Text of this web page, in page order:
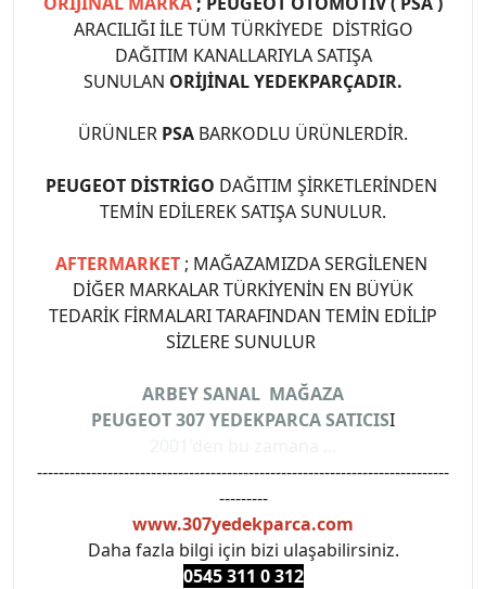
ARACILIĞI İLE TÜM TÜRKİYEDE DİSTRİGO
DAĞITIM KANALLARIYLA SATIŞA
SUNULAN ORİJİNAL YEDEKPARÇADIR.
ÜRÜNLER PSA BARKODLU ÜRÜNLERDİR.
PEUGEOT DİSTRİGO DAĞITIM ŞİRKETLERİNDEN
TEMİN EDİLEREK SATIŞA SUNULUR.
AFTERMARKET ; MAĞAZAMIZDA SERGİLENEN
DİĞER MARKALAR TÜRKİYENİN EN BÜYÜK
TEDARİK FİRMALARI TARAFINDAN TEMİN EDİLİP
SİZLERE SUNULUR
ARBEY SANAL MAĞAZA
PEUGEOT 307 YEDEKPARCA SATICISI
----------------------------------------------------------------------------
---------
www.307yedekparca.com
Daha fazla bilgi için bizi ulaşabilirsiniz.
0545 311 0 312